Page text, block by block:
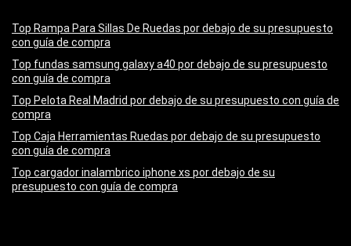
Top Rampa Para Sillas De Ruedas por debajo de su presupuesto
con guía de compra
Top fundas samsung galaxy a40 por debajo de su presupuesto
con guía de compra
Top Pelota Real Madrid por debajo de su presupuesto con guía de
compra
Top Caja Herramientas Ruedas por debajo de su presupuesto
con guía de compra
Top cargador inalambrico iphone xs por debajo de su
presupuesto con guía de compra